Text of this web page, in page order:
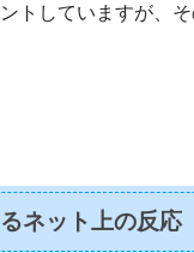
トしていますが、
ネット上の反応